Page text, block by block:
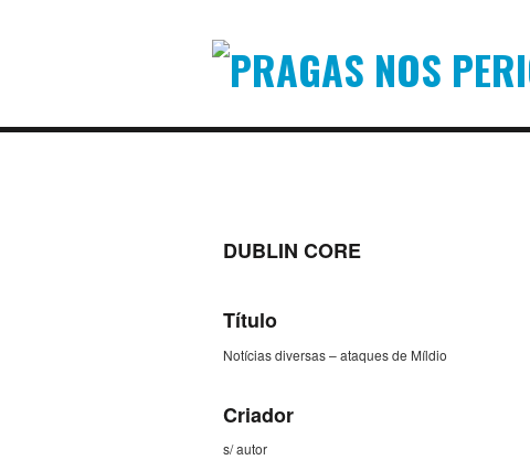
DUBLIN CORE
Título
Notícias diversas – ataques de Míldio
Criador
s/ autor